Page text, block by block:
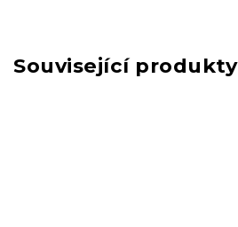
Související produkty